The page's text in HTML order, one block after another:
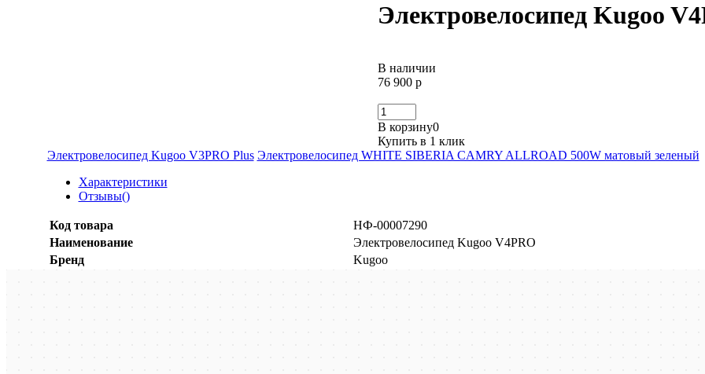
Электровелосипед Kugoo
В наличии
76 900 р
В корзину0
Купить в 1 клик
Электровелосипед Kugoo V3PRO Plus Электровелосипед WHITE SIBERIA CAMRY ALLROAD 500W матовый зеленый
Характеристики
Отзывы()
Код товара
НФ-00007290
Наименование
Электровелосипед Kugoo V4PRO
Бренд
Kugoo